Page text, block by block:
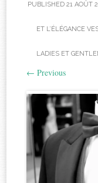
PUBLISHED 21 AOÛT
ET L’ÉLÉGANCE
LADIES ET
← Previous